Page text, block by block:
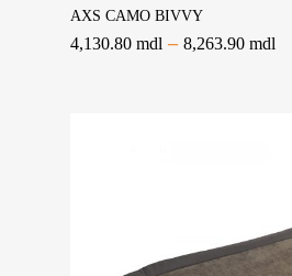
Selectează Opțiunile
AXS CAMO BIVVY
4,130.80 mdl – 8,263.90 mdl